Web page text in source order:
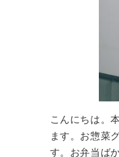
こんにちは。
ます。お惣菜
す。お弁当ば